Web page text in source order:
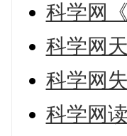
科学网
科学网
科学网
科学网